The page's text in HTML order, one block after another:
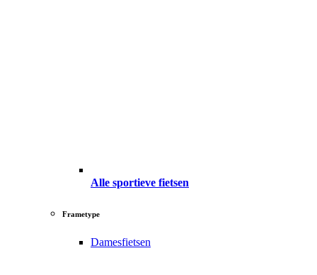
Alle sportieve fietsen
Frametype
Damesfietsen